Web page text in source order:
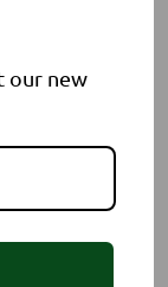
our new